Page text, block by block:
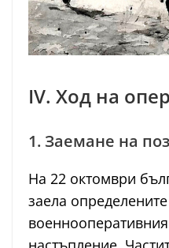
IV. Ход на
1. Заемане на
На 22 октомври
заела